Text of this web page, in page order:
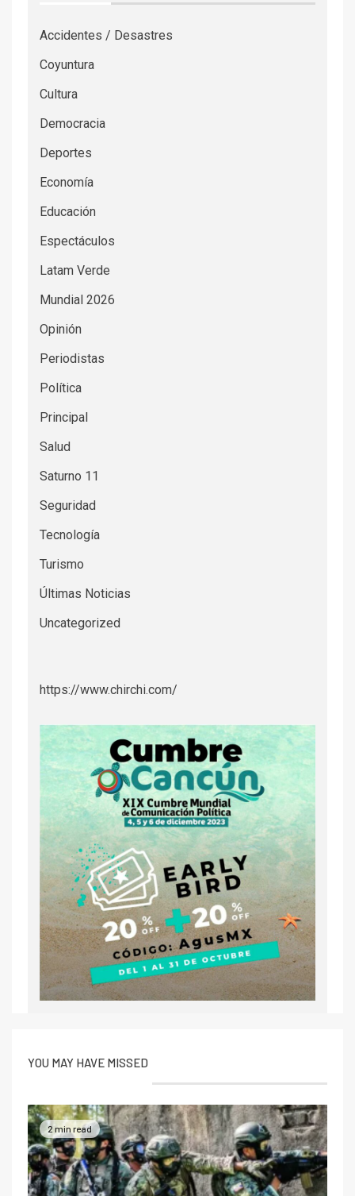
Accidentes / Desastres
Coyuntura
Cultura
Democracia
Deportes
Economía
Educación
Espectáculos
Latam Verde
Mundial 2026
Opinión
Periodistas
Política
Principal
Salud
Saturno 11
Seguridad
Tecnología
Turismo
Últimas Noticias
Uncategorized
https://www.chirchi.com/
YOU MAY HAVE MISSED
2 min read